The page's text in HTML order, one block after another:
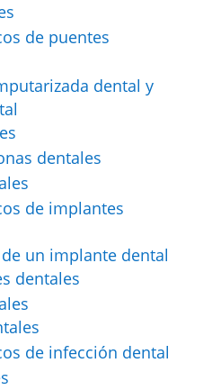
de puentes
dental y
dentales
de implantes
un implante dental
dentales
de infección dental